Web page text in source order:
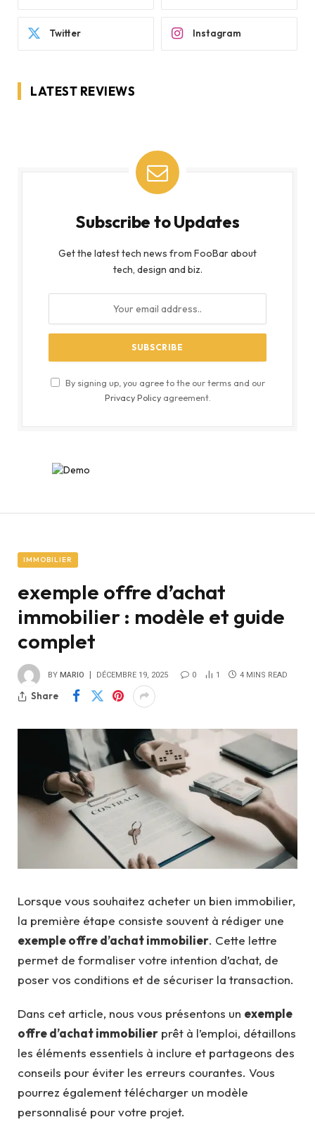
Twitter Instagram
LATEST REVIEWS
Subscribe to Updates
Get the latest tech news from FooBar about
tech, design and biz.
By signing up, you agree to the our terms and our
Privacy Policyagreement.
IMMOBILIER
exemple offre d’achat
immobilier : modèle et guide
complet
BY MARIO DÉCEMBRE 19, 2025 0 1 4 MINS READ
Share
Lorsque vous souhaitez acheter un bien immobilier,
la première étape consiste souvent à rédiger une
exemple offre d’achat immobilier. Cette lettre
permet de formaliser votre intention d’achat, de
poser vos conditions et de sécuriser la transaction.
Dans cet article, nous vous présentons un exemple
offre d’achat immobilier prêt à l’emploi, détaillons
les éléments essentiels à inclure et partageons des
conseils pour éviter les erreurs courantes. Vous
pourrez également télécharger un modèle
personnalisé pour votre projet.